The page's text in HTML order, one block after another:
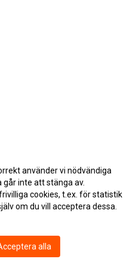
använder vi nödvändiga
inte att stänga av.
cookies, t.ex. för statistik
om du vill acceptera dessa.
alla